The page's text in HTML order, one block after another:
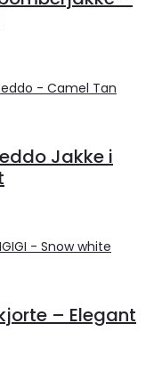
Jakke i
– Elegant